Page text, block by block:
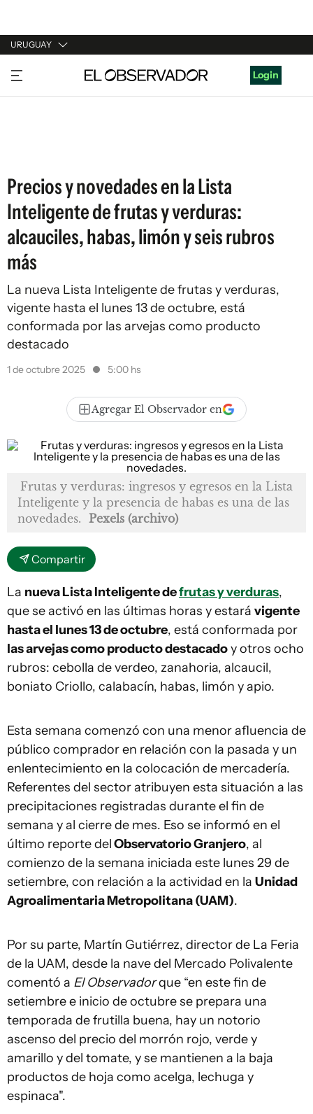
URUGUAY
URUGUAY
ARGENTINA
Login
Precios y novedades en la Lista
Inteligente de frutas y verduras:
alcauciles, habas, limón y seis rubros
más
La nueva Lista Inteligente de frutas y verduras,
vigente hasta el lunes 13 de octubre, está
conformada por las arvejas como producto
destacado
1 de octubre 2025 5:00 hs
Agregar El Observador en
Frutas y verduras: ingresos y egresos en la Lista
Inteligente y la presencia de habas es una de las
novedades. Pexels (archivo)
Compartir
La nueva Lista Inteligente defrutas y verduras,
que se activó en las últimas horas y estará vigente
hasta el lunes 13 de octubre, está conformada por
las arvejas como producto destacadoy otros ocho
rubros: cebolla de verdeo, zanahoria, alcaucil,
boniato Criollo, calabacín, habas, limón y apio.
Esta semana comenzó con una menor afluencia de
público comprador en relación con la pasada y un
enlentecimiento en la colocación de mercadería.
Referentes del sector atribuyen esta situación a las
precipitaciones registradas durante el fin de
semana y al cierre de mes. Eso se informó en el
último reporte delObservatorio Granjero, al
comienzo de la semana iniciada este lunes 29 de
setiembre, con relación a la actividad en la Unidad
Agroalimentaria Metropolitana (UAM).
Por su parte, Martín Gutiérrez, director de La Feria
de la UAM, desde la nave del Mercado Polivalente
comentó a El Observadorque “en este fin de
setiembre e inicio de octubre se prepara una
temporada de frutilla buena, hay un notorio
ascenso del precio del morrón rojo, verde y
amarillo y del tomate, y se mantienen a la baja
productos de hoja como acelga, lechuga y
espinaca".